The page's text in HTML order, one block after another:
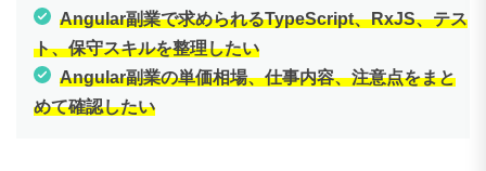
Angular副業で求められるTypeScript、RxJS、テス
ト、保守スキルを整理したい
Angular副業の単価相場、仕事内容、注意点をまと
めて確認したい